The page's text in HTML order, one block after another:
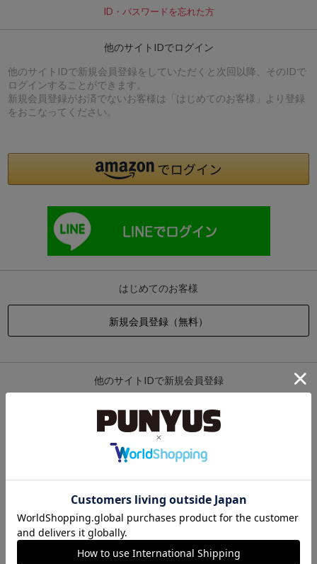
ID・パスワードを忘れた方
他のサイトIDでログイン
他のサイトIDで新規会員登録をしていただくと次回以降、そのIDで
ログインすることができます。
新規会員登録がお済でないお客様は「はじめてのお客様」より登録
をおこなってください。
はじめてのお客様
他のサイトIDで新規会員登録
ログインすることができます。